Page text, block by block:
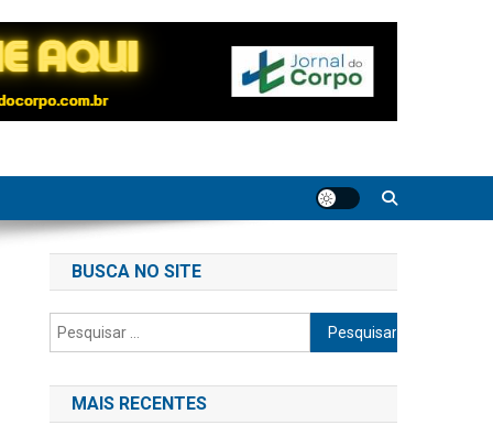
BUSCA NO SITE
Pesquisar
por:
MAIS RECENTES